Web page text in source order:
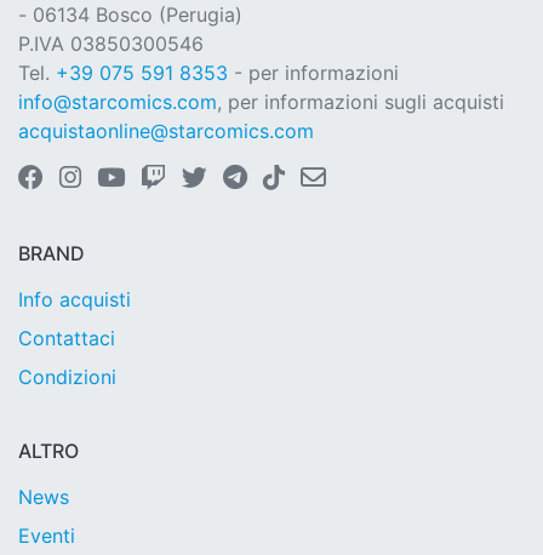
- 06134 Bosco (Perugia)
P.IVA 03850300546
Tel. +39 075 591 8353 - per informazioni
info@starcomics.com, per informazioni sugli acquisti
acquistaonline@starcomics.com
BRAND
Info acquisti
Contattaci
Condizioni
ALTRO
News
Eventi